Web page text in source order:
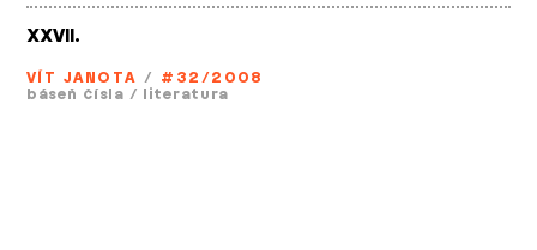
XXVII.
VÍT JANOTA / #32/2008
báseň čísla / literatura